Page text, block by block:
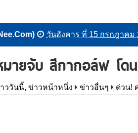
วันอังคาร ที่ 15 กรกฎาคม
ายจับ สีกากอล์ฟ โด
ววันนี้, ข่าวหน้าหนึ่ง ข่าวอื่นๆ ด่วน!